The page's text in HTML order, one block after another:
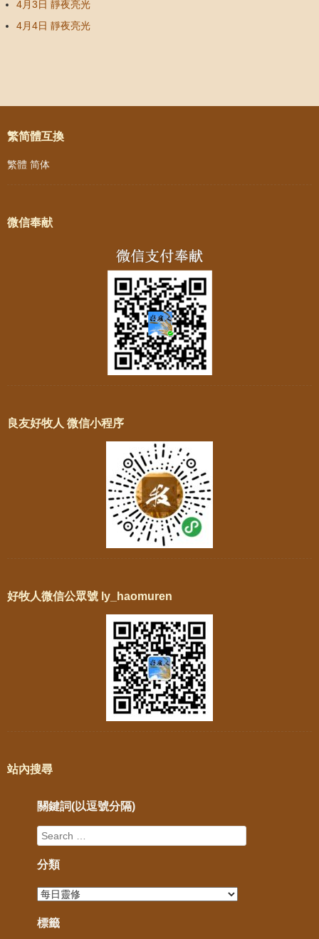
4月3日 靜夜亮光
4月4日 靜夜亮光
Post navigation
繁简體互換
繁體 简体
微信奉献
良友好牧人 微信小程序
好牧人微信公眾號 ly_haomuren
站內搜尋
關鍵詞(以逗號分隔)
分類
標籤